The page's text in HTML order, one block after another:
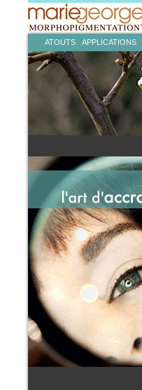
ATOUTS APPLICATIONS